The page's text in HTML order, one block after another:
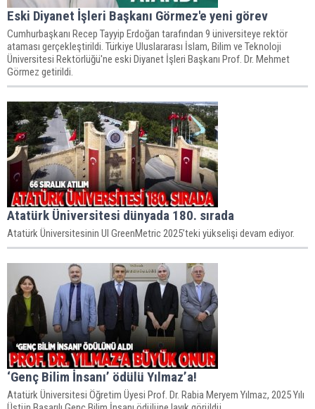
Eski Diyanet İşleri Başkanı Görmez'e yeni görev
Cumhurbaşkanı Recep Tayyip Erdoğan tarafından 9 üniversiteye rektör
ataması gerçekleştirildi. Türkiye Uluslararası İslam, Bilim ve Teknoloji
Üniversitesi Rektörlüğü'ne eski Diyanet İşleri Başkanı Prof. Dr. Mehmet
Görmez getirildi.
Atatürk Üniversitesi dünyada 180. sırada
Atatürk Üniversitesinin UI GreenMetric 2025’teki yükselişi devam ediyor.
‘Genç Bilim İnsanı’ ödülü Yılmaz’a!
Atatürk Üniversitesi Öğretim Üyesi Prof. Dr. Rabia Meryem Yılmaz, 2025 Yılı